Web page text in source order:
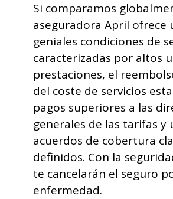
Si comparamos
aseguradora April ofrece
geniales condiciones de
caracterizadas por altos
prestaciones, el
del coste de servicios
pagos superiores a las
generales de las tarifas y
acuerdos de cobertura
definidos. Con la
te cancelarán el seguro
enfermedad.